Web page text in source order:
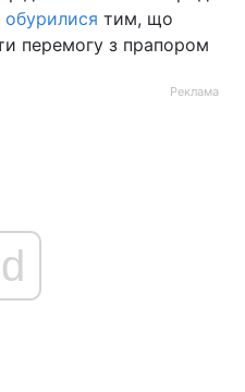
обурилися тим, що
перемогу з прапором
Реклама